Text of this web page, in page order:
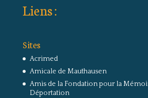
Liens :
Sites
Acrimed
Amicale de Mauthausen
Amis de la Fondation pour la
Déportation